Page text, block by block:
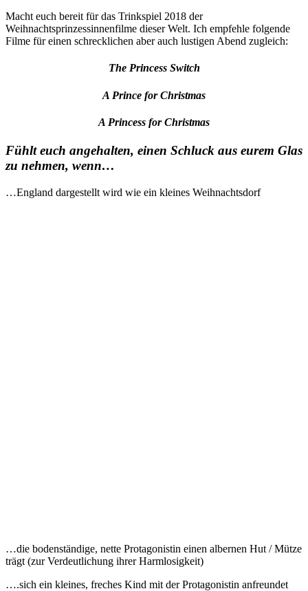
Macht euch bereit für das Trinkspiel 2018 der
Weihnachtsprinzessinnenfilme dieser Welt. Ich empfehle folgende
Filme für einen schrecklichen aber auch lustigen Abend zugleich:
The Princess Switch
A Prince for Christmas
A Princess for Christmas
Fühlt euch angehalten, einen Schluck aus eurem Glas
zu nehmen, wenn…
…England dargestellt wird wie ein kleines Weihnachtsdorf
…die bodenständige, nette Protagonistin einen albernen Hut / Mütze
trägt (zur Verdeutlichung ihrer Harmlosigkeit)
….sich ein kleines, freches Kind mit der Protagonistin anfreundet